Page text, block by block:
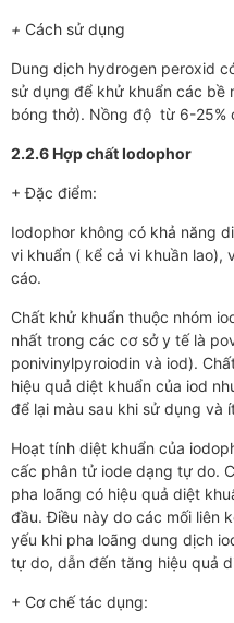
+ Cách sử dụng
Dung dịch hydrogen peroxid
sử dụng để khử khuẩn các bề
bóng thở). Nồng độ từ 6-25%
2.2.6 Hợp chất Iodophor
+ Đặc điểm:
Iodophor không có khả năng
vi khuẩn ( kể cả vi khuần lao),
cáo.
Chất khử khuẩn thuộc nhóm
nhất trong các cơ sở y tế là
ponivinylpyroiodin và iod).
hiệu quả diệt khuẩn của iod
để lại màu sau khi sử dụng và
Hoạt tính diệt khuẩn của
cấc phân tử iode dạng tự do.
pha loãng có hiệu quả diệt
đầu. Điều này do các mối liên
yếu khi pha loãng dung dịch
tự do, dẫn đến tăng hiệu quả
+ Cơ chế tác dụng: